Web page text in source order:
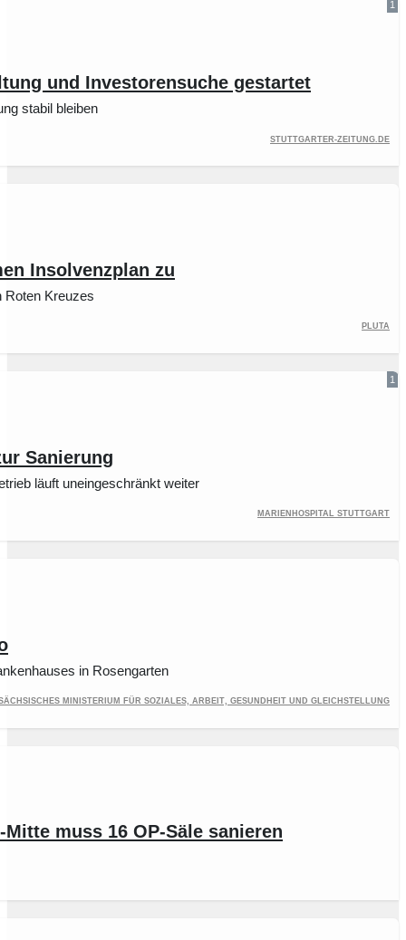
1
und Investorensuche gestartet
stabil bleiben
stuttgarter-zeitung.de
Insolvenzplan zu
Roten Kreuzes
PLUTA
1
Sanierung
läuft uneingeschränkt weiter
Marienhospital Stuttgart
in Rosengarten
Ministerium für Soziales, Arbeit, Gesundheit und Gleichstellung
muss 16 OP-Säle sanieren